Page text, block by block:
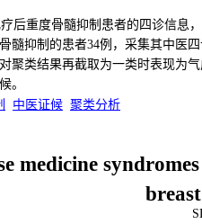
后重度骨髓抑制患者的四诊信息
髓抑制的患者34例，采集其中医
聚类结果再截取为一类时表现为
。
中医证候 聚类分析
medicine